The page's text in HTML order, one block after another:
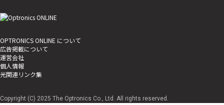
OPTRONICS ONLINE について
広告掲載について
運営会社
個人情報
光関連リンク集
Copyright (C) 2025 The Optronics Co., Ltd. All rights reserved.